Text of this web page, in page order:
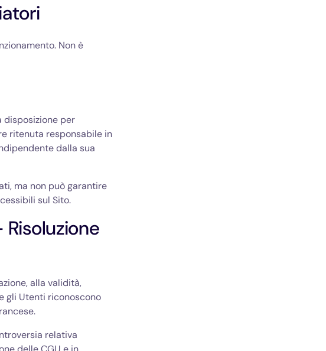
Non è
disposizione per
ritenuta responsabile in
dalla sua
ma non può garantire
sul Sito.
alla validità,
gli Utenti riconoscono
relativa